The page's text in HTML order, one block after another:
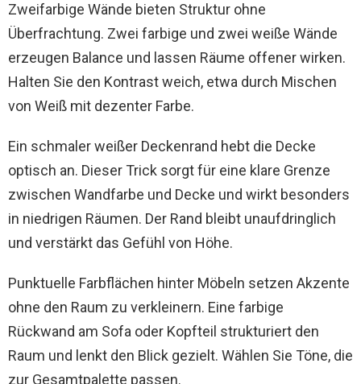
Zweifarbige Wände bieten Struktur ohne
Überfrachtung. Zwei farbige und zwei weiße Wände
erzeugen Balance und lassen Räume offener wirken.
Halten Sie den Kontrast weich, etwa durch Mischen
von Weiß mit dezenter Farbe.
Ein schmaler weißer Deckenrand hebt die Decke
optisch an. Dieser Trick sorgt für eine klare Grenze
zwischen Wandfarbe und Decke und wirkt besonders
in niedrigen Räumen. Der Rand bleibt unaufdringlich
und verstärkt das Gefühl von Höhe.
Punktuelle Farbflächen hinter Möbeln setzen Akzente
ohne den Raum zu verkleinern. Eine farbige
Rückwand am Sofa oder Kopfteil strukturiert den
Raum und lenkt den Blick gezielt. Wählen Sie Töne, die
zur Gesamtpalette passen.